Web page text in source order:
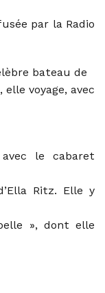
par la Radio
bateau de
voyage, avec
le cabaret
Ritz. Elle y
», dont elle